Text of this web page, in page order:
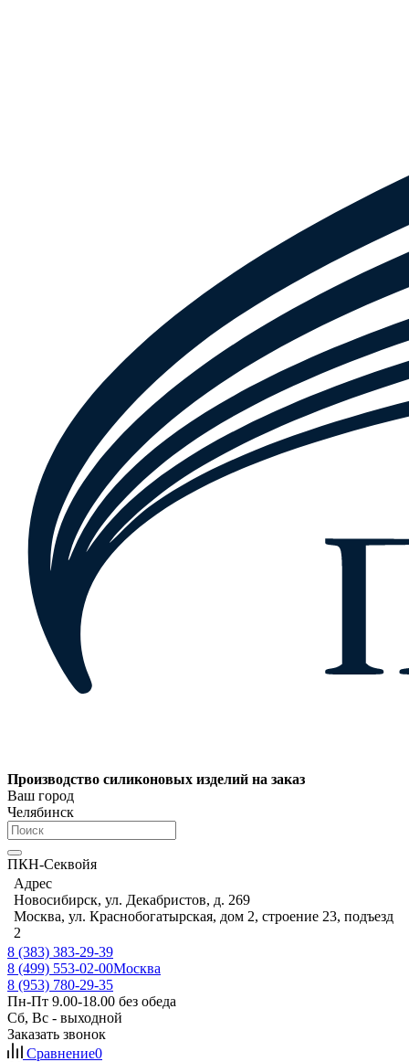
Производство силиконовых изделий на заказ
Ваш город
Челябинск
ПКН-Секвойя
Адрес
Новосибирск, ул. Декабристов, д. 269
Москва, ул. Краснобогатырская, дом 2, строение 23, подъезд
2
8 (383) 383-29-39
8 (499) 553-02-00Москва
8 (953) 780-29-35
Пн-Пт 9.00-18.00 без обеда
Сб, Вс - выходной
Заказать звонок
Сравнение0